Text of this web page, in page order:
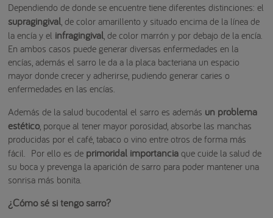
Dependiendo de donde se encuentre tiene diferentes distinciones: el
supragingival, de color amarillento y situado encima de la línea de
la encía y el infragingival, de color marrón y por debajo de la encía.
En ambos casos puede generar diversas enfermedades en la
encías, además el sarro le da a la placa bacteriana un espacio
mayor donde crecer y adherirse, pudiendo generar caries o
enfermedades en las encías.
Además de la salud bucodental el sarro es además un problema
estético, porque al tener mayor porosidad, absorbe las manchas
producidas por el café, tabaco o vino entre otros de forma más
fácil. Por ello es de primoridal importanciaque cuide la salud de
su boca y prevenga la aparición de sarro para poder mantener una
sonrisa más bonita.
¿Cómo sé si tengo sarro?